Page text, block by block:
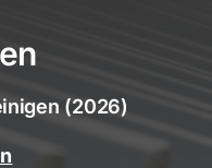
(2026)